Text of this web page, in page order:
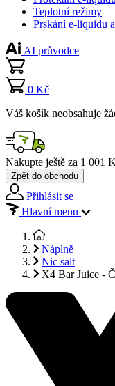
Teplotní režimy
Prskání e-liquidu
AI průvodce
0 Kč
Váš košík neobsahuje
Nakupte ještě za 1 001
Zpět do obchodu
Přihlásit se
Hlavní menu
Náplně
Nic salt
X4 Bar Juice -